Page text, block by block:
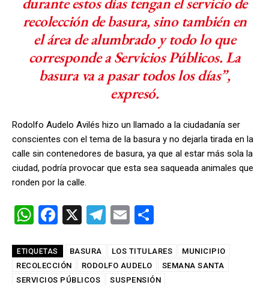
recolección de basura, sino también en
el área de alumbrado y todo lo que
corresponde a Servicios Públicos. La
basura va a pasar todos los días”,
expresó.
Rodolfo Audelo Avilés hizo un llamado a la ciudadanía ser
conscientes con el tema de la basura y no dejarla tirada en la
calle sin contenedores de basura, ya que al estar más sola la
ciudad, podría provocar que esta sea saqueada animales que
ronden por la calle.
W
at
s
F
ce
b
X
T
e
gr
E
ail m
p
ETIQUETAS BASURA LOS TITULARES
MUNICIPIO
RECOLECCIÓN
RODOLFO AUDELO
SEMANA SANTA
SERVICIOS PÚBLICOS
SUSPENSIÓN